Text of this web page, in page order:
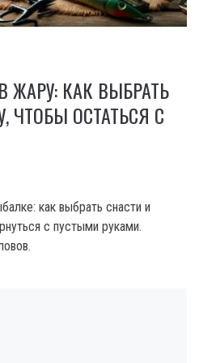
КАК ВЫБРАТЬ
ЧТОБЫ ОСТАТЬСЯ С
как выбрать снасти и
с пустыми руками.